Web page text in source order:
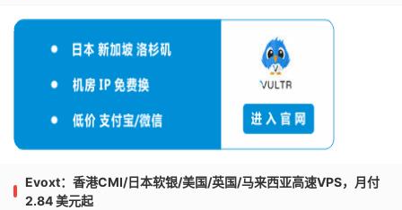
Evoxt：香港CMI/日本软银/美国/英国/马来西亚高速VPS，月付
2.84 美元起